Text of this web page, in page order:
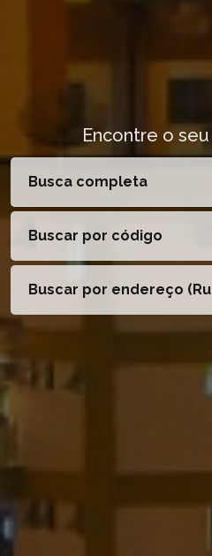
Encontre o
Busca completa
Buscar por código
Buscar por endereço